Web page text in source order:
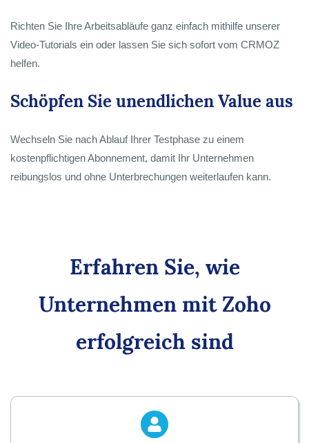
Richten Sie Ihre Arbeitsabläufe ganz einfach mithilfe unserer
Video-Tutorials ein oder lassen Sie sich sofort vom CRMOZ
helfen.
Schöpfen Sie unendlichen Value aus
Wechseln Sie nach Ablauf Ihrer Testphase zu einem
kostenpflichtigen Abonnement, damit Ihr Unternehmen
reibungslos und ohne Unterbrechungen weiterlaufen kann.
Erfahren Sie, wie
Unternehmen mit Zoho
erfolgreich sind